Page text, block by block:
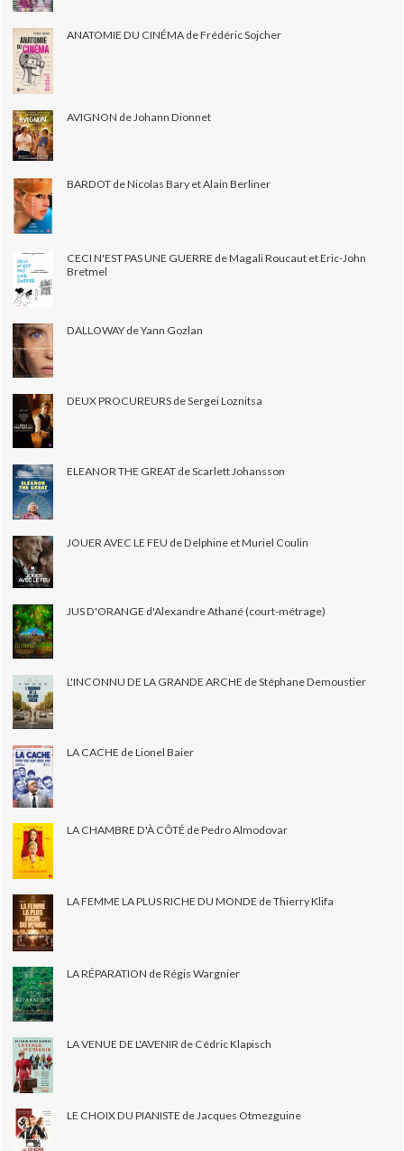
ANATOMIE DU CINÉMA de Frédéric Sojcher
AVIGNON de Johann Dionnet
BARDOT de Nicolas Bary et Alain Berliner
CECI N'EST PAS UNE GUERRE de Magali Roucaut et Eric-John
Bretmel
DALLOWAY de Yann Gozlan
DEUX PROCUREURS de Sergei Loznitsa
ELEANOR THE GREAT de Scarlett Johansson
JOUER AVEC LE FEU de Delphine et Muriel Coulin
JUS D'ORANGE d'Alexandre Athané (court-métrage)
L'INCONNU DE LA GRANDE ARCHE de Stéphane Demoustier
LA CACHE de Lionel Baier
LA CHAMBRE D'À CÔTÉ de Pedro Almodovar
LA FEMME LA PLUS RICHE DU MONDE de Thierry Klifa
LA RÉPARATION de Régis Wargnier
LA VENUE DE L'AVENIR de Cédric Klapisch
LE CHOIX DU PIANISTE de Jacques Otmezguine